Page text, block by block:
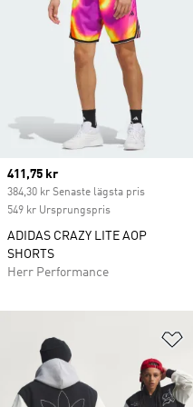
Current price
411,75 kr
384,30 kr Senaste lägsta pris
549 kr Ursprungspris
ADIDAS CRAZY LITE AOP
SHORTS
Herr Performance